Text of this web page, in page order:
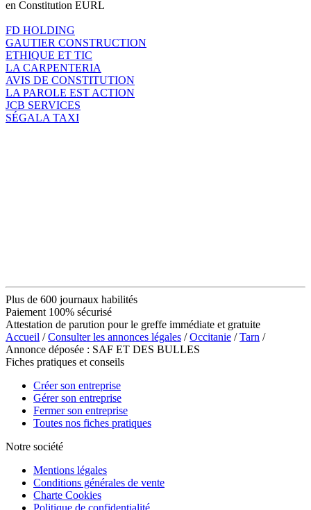
en Constitution EURL
FD HOLDING
GAUTIER CONSTRUCTION
ETHIQUE ET TIC
LA CARPENTERIA
AVIS DE CONSTITUTION
LA PAROLE EST ACTION
JCB SERVICES
SÉGALA TAXI
Plus de 600 journaux habilités
Paiement 100% sécurisé
Attestation de parution pour le greffe immédiate et gratuite
Accueil /Consulter les annonces légales /Occitanie /Tarn /
Annonce déposée : SAF ET DES BULLES
Fiches pratiques et conseils
Créer son entreprise
Gérer son entreprise
Fermer son entreprise
Toutes nos fiches pratiques
Notre société
Mentions légales
Conditions générales de vente
Charte Cookies
Politique de confidentialité